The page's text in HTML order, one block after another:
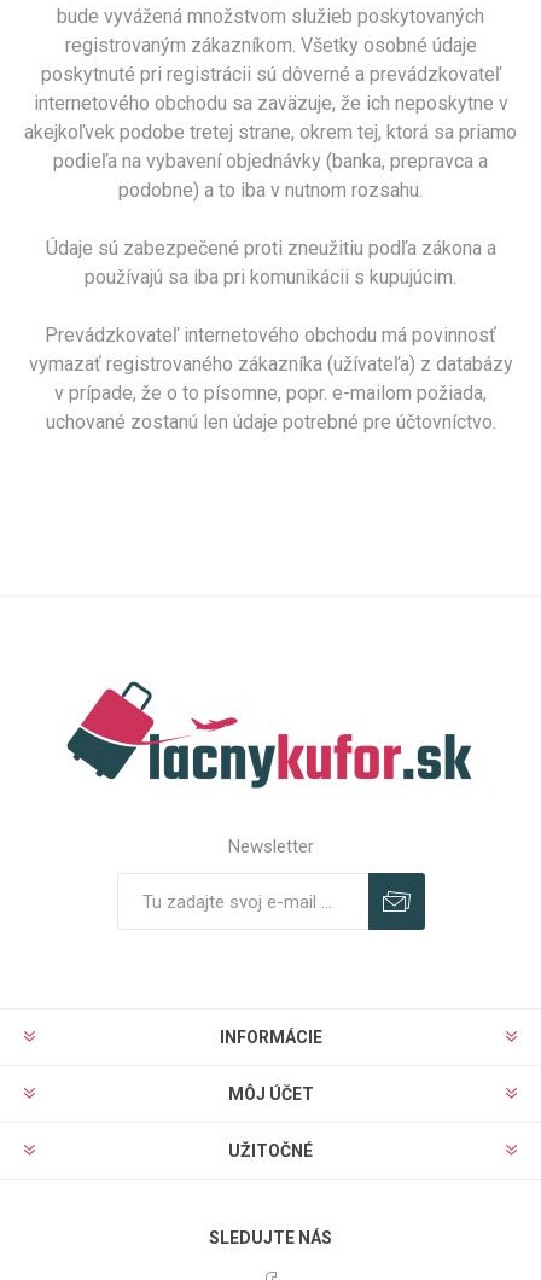
bude vyvážená množstvom služieb poskytovaných
registrovaným zákazníkom. Všetky osobné údaje
poskytnuté pri registrácii sú dôverné a prevádzkovateľ
internetového obchodu sa zaväzuje, že ich neposkytne v
akejkoľvek podobe tretej strane, okrem tej, ktorá sa priamo
podieľa na vybavení objednávky (banka, prepravca a
podobne) a to iba v nutnom rozsahu.
Údaje sú zabezpečené proti zneužitiu podľa zákona a
používajú sa iba pri komunikácii s kupujúcim.
Prevádzkovateľ internetového obchodu má povinnosť
vymazať registrovaného zákazníka (užívateľa) z databázy
v prípade, že o to písomne, popr. e-mailom požiada,
uchované zostanú len údaje potrebné pre účtovníctvo.
Newsletter
INFORMÁCIE
MÔJ ÚČET
UŽITOČNÉ
SLEDUJTE NÁS